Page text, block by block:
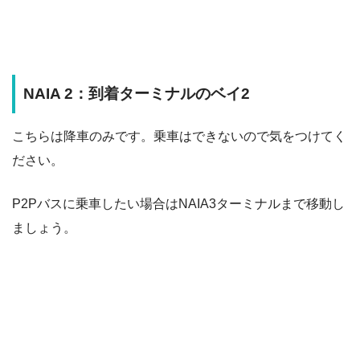
NAIA 2：到着ターミナルのベイ2
こちらは降車のみです。乗車はできないので気をつけてく
ださい。
P2Pバスに乗車したい場合はNAIA3ターミナルまで移動し
ましょう。